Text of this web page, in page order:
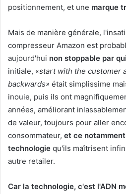
positionnement, et une marque
Mais de manière générale,
compresseur Amazon est
aujourd'hui non stoppable par
initiale, «start with the customer
backwards» était simplissime
inouie, puis ils ont
années, améliorant
de valeur, toujours pour aller
consommateur, et ce
technologie qu'ils maîtrisent
autre retailer.
Car la technologie, c'est l'ADN